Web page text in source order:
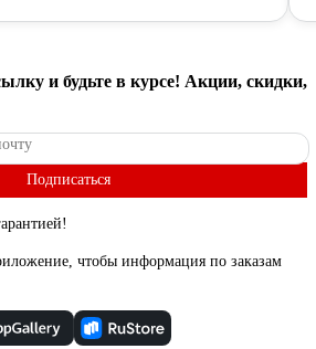
и будьте в курсе! Акции, скидки,
Подписаться
чтобы информация по заказам